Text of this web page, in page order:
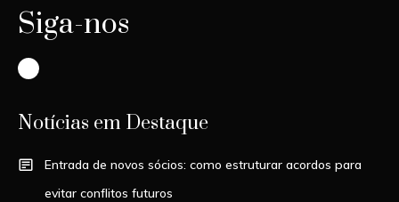
Siga-nos
Instagram
Notícias em Destaque
Entrada de novos sócios: como estruturar acordos para
evitar conflitos futuros